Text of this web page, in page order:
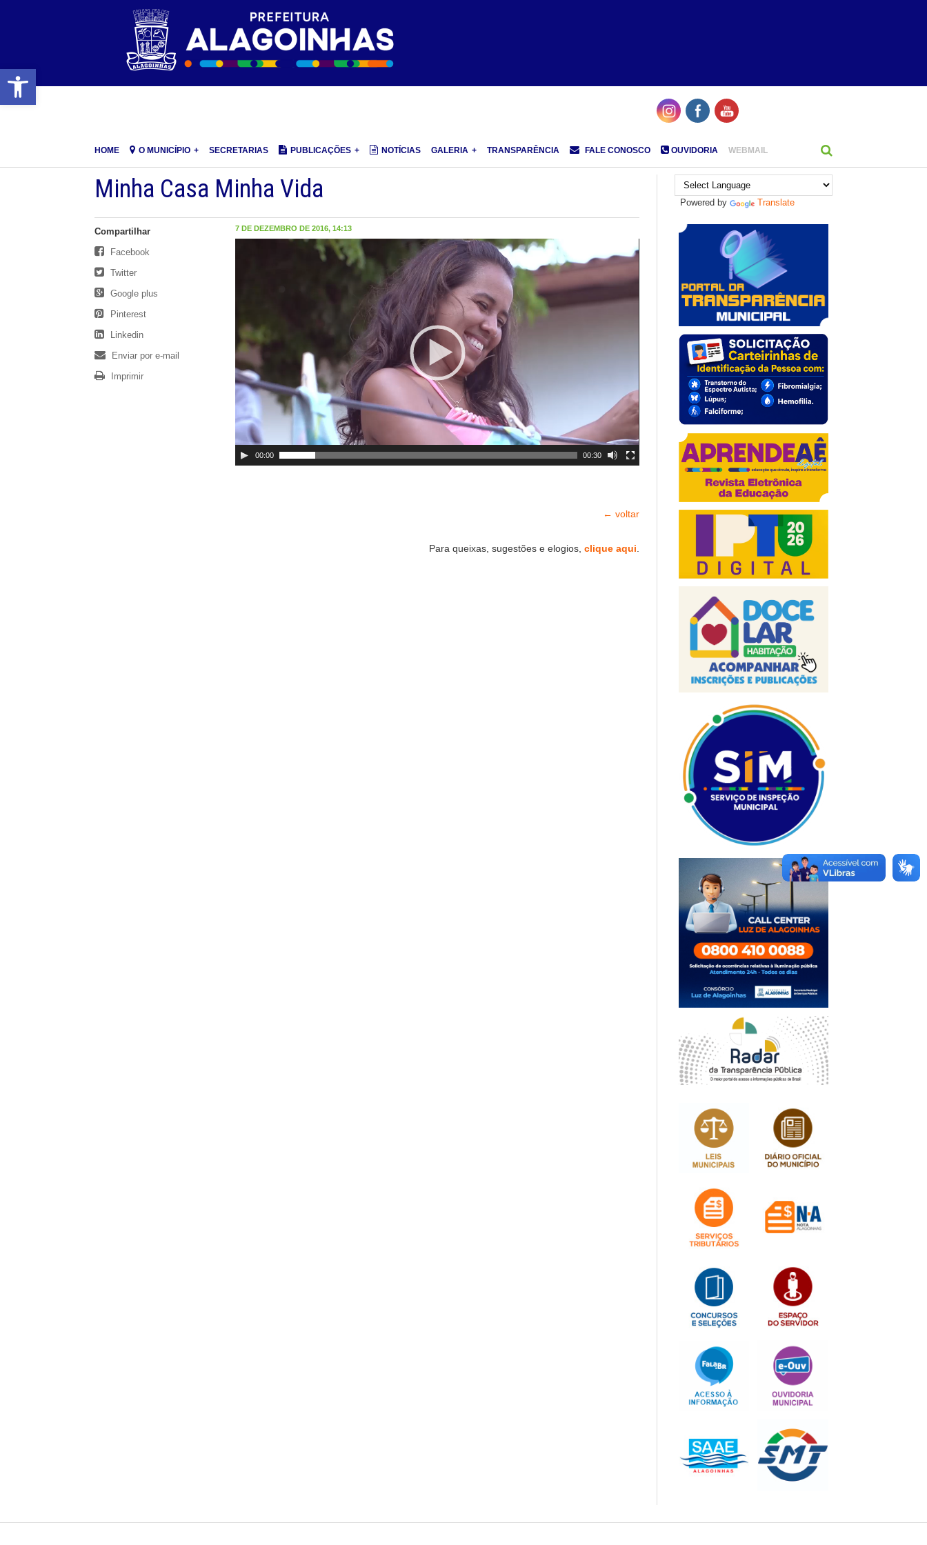
Barra de Ferramentas Aberta
HOME O MUNICÍPIO SECRETARIAS PUBLICAÇÕES NOTÍCIAS GALERIA TRANSPARÊNCIA FALE CONOSCO OUVIDORIA WEBMAIL
Minha Casa Minha Vida
7 DE DEZEMBRO DE 2016, 14:13
00:00 00:30
← voltar
Para queixas, sugestões e elogios, clique aqui.
Compartilhar
Facebook
Twitter
Google plus
Pinterest
Linkedin
Enviar por e-mail
Imprimir
Powered by Translate